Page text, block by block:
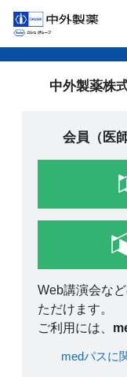
中外製薬株
会員（医
Web講演会な
ただけます。
ご利用には、
medパスに